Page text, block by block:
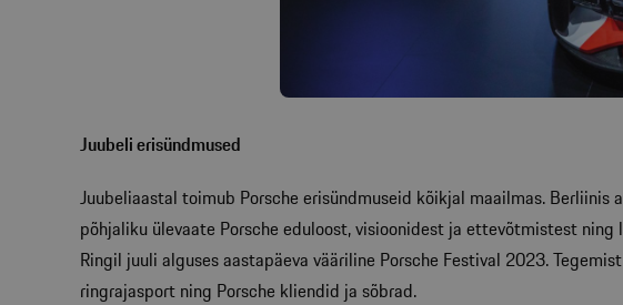
Juubeli erisündmused
Juubeliaastal toimub Porsche erisündmuseid kõikjal maailmas. Berliinis
põhjaliku ülevaate Porsche eduloost, visioonidest ja ettevõtmistest
Ringil juuli alguses aastapäeva vääriline Porsche Festival 2023.
ringrajasport ning Porsche kliendid ja sõbrad.